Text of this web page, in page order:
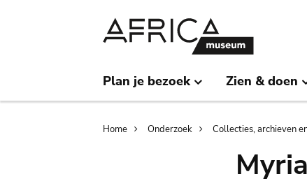
Plan je bezoek Zien & doen
Breadcrumb
Home Onderzoek Collecties, archieven